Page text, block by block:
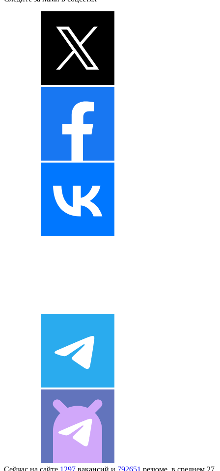
Сейчас на сайте 1297 вакансий и 792651 резюме, в среднем 27